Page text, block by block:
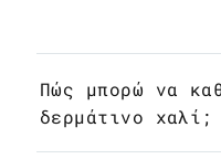
Πώς μπορώ να
δερμάτινο χαλί;